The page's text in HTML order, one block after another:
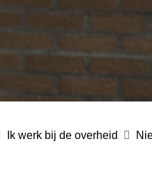
Ik werk bij de overheid